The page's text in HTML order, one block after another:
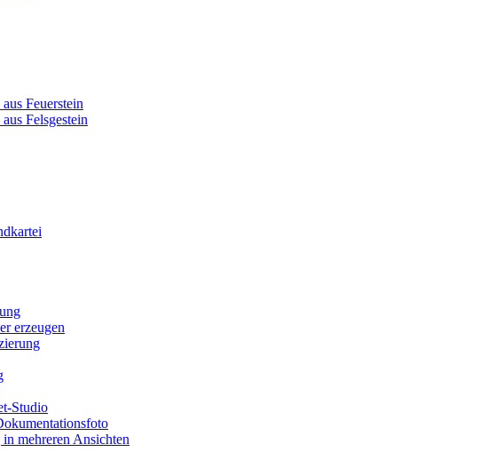
Feuerstein
Felsgestein
erzeugen
Studio
mehreren Ansichten